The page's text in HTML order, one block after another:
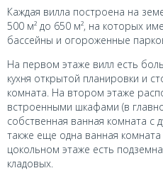
Каждая вилла построена на
500 м² до 650 м², на которых
бассейны и огороженные
На первом этаже вилл есть
кухня открытой планировки и
комната. На втором этаже
встроенными шкафами (в
собственная ванная комната с
также еще одна ванная
цокольном этаже есть
кладовых.